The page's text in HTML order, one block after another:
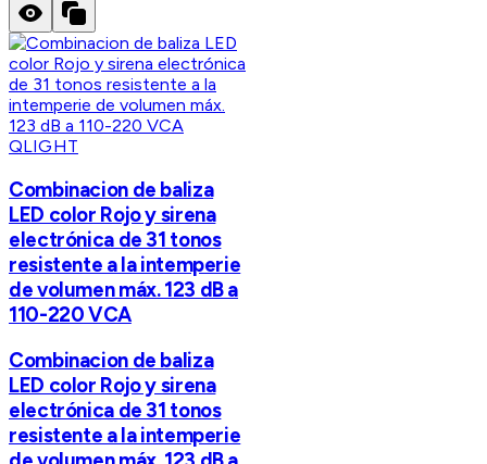
QLIGHT
Combinacion de baliza
LED color Rojo y sirena
electrónica de 31 tonos
resistente a la intemperie
de volumen máx. 123 dB a
110-220 VCA
Combinacion de baliza
LED color Rojo y sirena
electrónica de 31 tonos
resistente a la intemperie